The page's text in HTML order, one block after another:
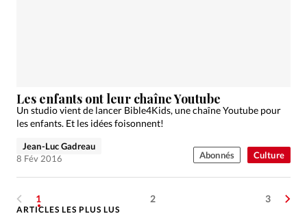
Culture
Les enfants ont leur chaîne Youtube
Un studio vient de lancer Bible4Kids, une chaîne Youtube pour
les enfants. Et les idées foisonnent!
Jean-Luc Gadreau
8 Fév 2016
Abonnés
1 2 3
ARTICLES LES PLUS LUS